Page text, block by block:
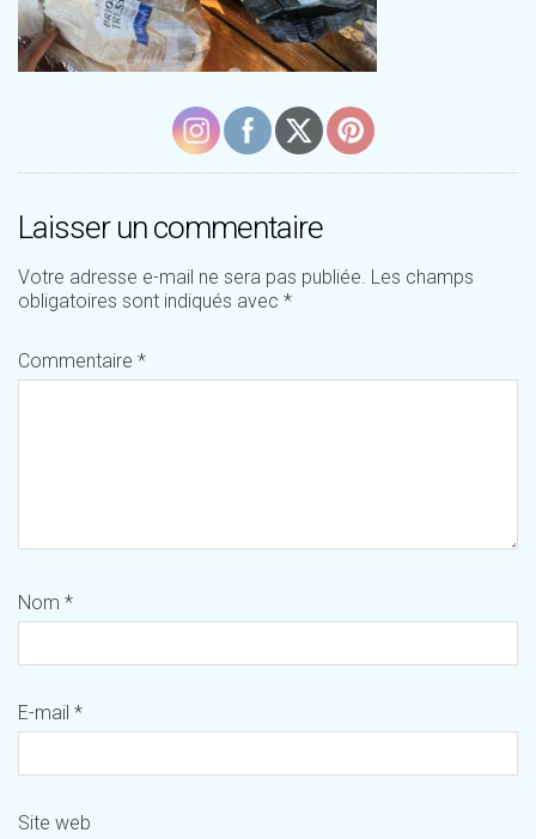
Laisser un commentaire
Votre adresse e-mail ne sera pas publiée. Les champs
obligatoires sont indiqués avec *
Commentaire *
Nom *
E-mail *
Site web